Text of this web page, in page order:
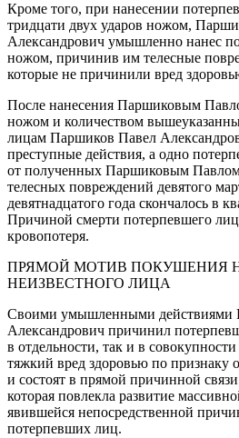
Кроме того, при нанесении
тридцати двух ударов ножом,
Александрович умышленно нанес
ножом, причинив им телесные
которые не причинили вред
После нанесения Паршиковым
ножом и количеством
лицам Паршиков Павел
преступные действия, а одно
от полученных Паршиковым
телесных повреждений девятого
девятнадцатого года скончалось в
Причиной смерти потерпевшего
кровопотеря.
ПРЯМОЙ МОТИВ ПОКУШЕНИЯ
НЕИЗВЕСТНОГО ЛИЦА
Своими умышленными действиями
Александрович причинил
в отдельности, так и в
тяжкий вред здоровью по признаку
и состоят в прямой причинной
которая повлекла развитие
явившейся непосредственной
потерпевших лиц.